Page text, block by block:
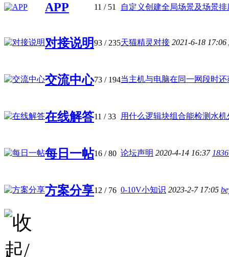
APP 11 / 51 自定义创建全局场景及场景排
对接说明 93 / 235天猫精灵对接 2021-6-18 17:06
交流中心73 / 194当主机与电脑在同一网段时还
在线解答11 / 33 用什么逻辑块组合能检测水机
每日一帖16 / 80 论坛声明 2020-4-14 16:37
方案分享12 / 76 0-10V小知识 2023-2-7 17:05